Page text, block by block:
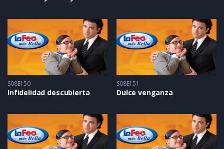
S08E150
Infidelidad descubierta
S08E151
Dulce venganza